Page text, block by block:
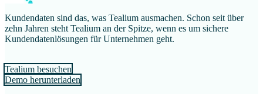
Kundendaten sind das, was Tealium ausmachen. Schon seit über
zehn Jahren steht Tealium an der Spitze, wenn es um sichere
Kundendatenlösungen für Unternehmen geht.
Tealium besuchen
Demo herunterladen